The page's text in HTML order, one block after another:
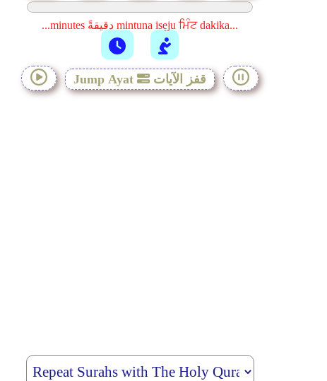
...minutes دقيقةً mintuna isẹju ਮਿੰਟ dakika...
Jump Ayat قفز الآيات